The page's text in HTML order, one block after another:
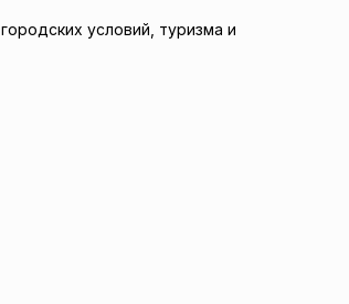
условий, туризма и